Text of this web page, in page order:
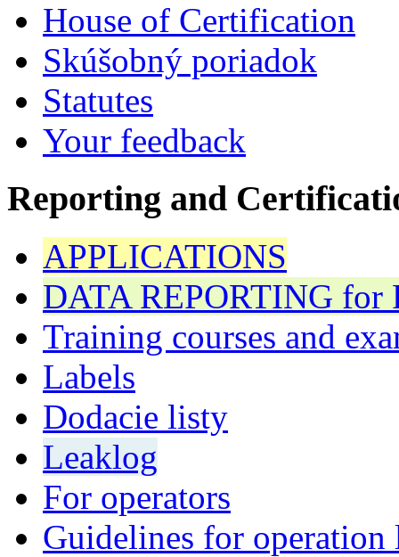
House of Certification
Skúšobný poriadok
Statutes
Your feedback
Reporting and
APPLICATIONS
DATA REPORTING for
Training courses and
Labels
Dodacie listy
Leaklog
For operators
Guidelines for operation